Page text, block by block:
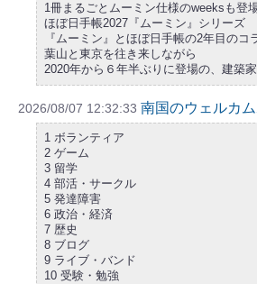
1冊まるごとムーミン仕様のweeksも登
ほぼ日手帳2027『ムーミン』シリーズ
『ムーミン』とほぼ日手帳の2年目の
葉山と東京を往き来しながら
2020年から６年半ぶりに登場の、建築
2026/08/07 12:32:33 南国のウェルカ
1 ボランティア
2 ゲーム
3 留学
4 部活・サークル
5 発達障害
6 政治・経済
7 歴史
8 ブログ
9 ライブ・バンド
10 受験・勉強